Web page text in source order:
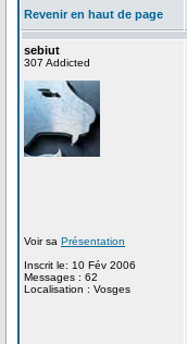
Revenir en haut de page
sebiut
307 Addicted
Voir sa Présentation
Inscrit le: 10 Fév 2006
Messages : 62
Localisation : Vosges